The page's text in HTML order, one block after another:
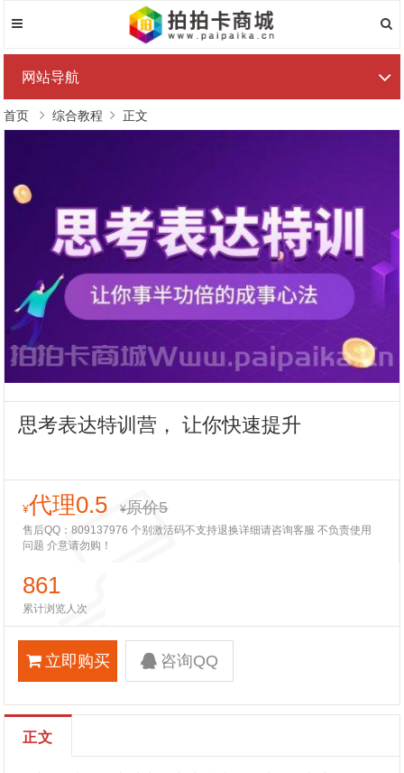
网站导航
首页 综合教程 正文
思考表达特训营， 让你快速提升
¥代理0.5 ¥原价5
售后QQ：809137976 个别激活码不支持退换详细请咨询客服 不负责使用
问题 介意请勿购！
861
累计浏览人次
立即购买 咨询QQ
正文